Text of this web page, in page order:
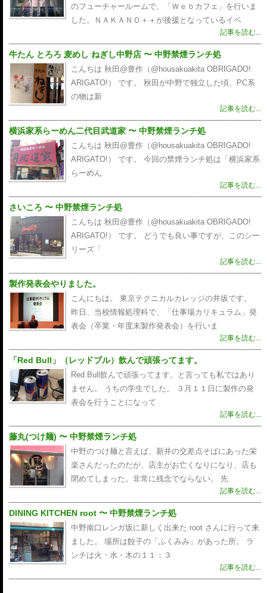
のフューチャールームで、「Ｗｅｂカフェ」を行いま
した。ＮＡＫＡＮＯ＋＋が後援となっているイベ
記事を読む...
牛たん とろろ 麦めし ねぎし中野店 〜 中野禁煙ランチ処
こんちは 秋田@豊作（@housakuakita‎ OBRIGADO!
ARIGATO!） です。 秋田が中野で独立した頃、PC系
の物は新
記事を読む...
横浜家系らーめん二代目武道家 〜 中野禁煙ランチ処
こんちは 秋田@豊作（@housakuakita‎ OBRIGADO!
ARIGATO!） です。 今回の禁煙ランチ処は「横浜家系
らーめん
記事を読む...
さいころ 〜 中野禁煙ランチ処
こんちは 秋田@豊作（@housakuakita‎ OBRIGADO!
ARIGATO!） です。 どうでも良い事ですが、このシー
リーズ「
記事を読む...
製作発表会やりました。
こんにちは。 東京テクニカルカレッジの井坂です。
昨日、当校情報処理科で、「仕事場カリキュラム」発
表会（卒業・年度末製作発表会）を行いま
記事を読む...
「Red Bull」（レッドブル）飲んで頑張ってます。
Red Bull飲んで頑張ってます。と言っても私ではあり
ません。 うちの学生でした。 ３月１１日に製作の発
表会を行うことになって
記事を読む...
藤丸(つけ麺) 〜 中野禁煙ランチ処
中野のつけ麺と言えば、新井の交差点そばにあった栄
楽さんだったのだが、店主がお亡くなりになり、店も
閉めてしまった。非常に残念でならない。 先
記事を読む...
DINING KITCHEN root 〜 中野禁煙ランチ処
中野南口レンガ坂に新しく出来た root さんに行って来
ました。 場所は餃子の「ふくみみ」があった所。 ラ
ンチは火・水・木の１１：３
記事を読む...